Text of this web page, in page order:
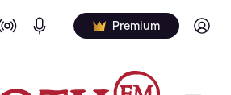
Air Podcasts Premium Log in